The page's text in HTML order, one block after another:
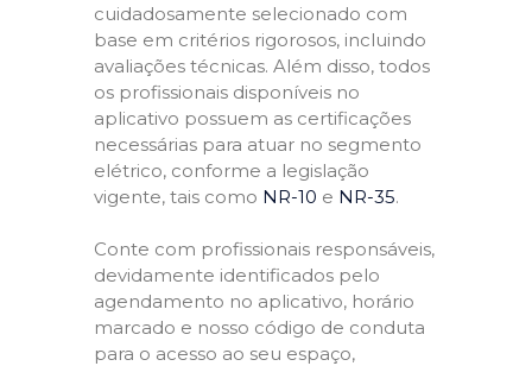
cuidadosamente selecionado com
base em critérios rigorosos, incluindo
avaliações técnicas. Além disso, todos
os profissionais disponíveis no
aplicativo possuem as certificações
necessárias para atuar no segmento
elétrico, conforme a legislação
vigente, tais como NR-10 e NR-35.
Conte com profissionais responsáveis,
devidamente identificados pelo
agendamento no aplicativo, horário
marcado e nosso código de conduta
para o acesso ao seu espaço,